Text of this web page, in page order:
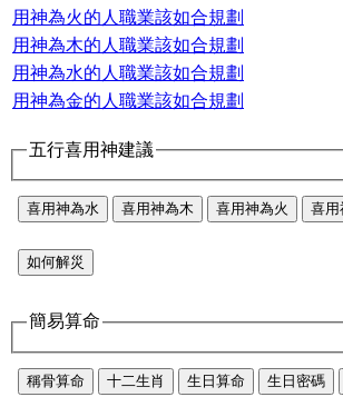
用神為火的人職業該如合規劃
用神為木的人職業該如合規劃
用神為水的人職業該如合規劃
用神為金的人職業該如合規劃
五行喜用神建議
喜用神為水 喜用神為木 喜用神為火 喜用
如何解災
簡易算命
稱骨算命 十二生肖 生日算命 生日密碼